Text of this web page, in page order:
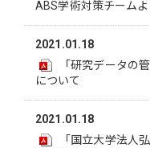
ABS学術対策チーム
2021.01.18
「研究データの
について
2021.01.18
「国立大学法人